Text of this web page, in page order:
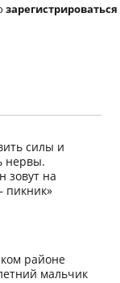
зарегистрироваться
силы и
нервы.
зовут на
пикник»
районе
мальчик